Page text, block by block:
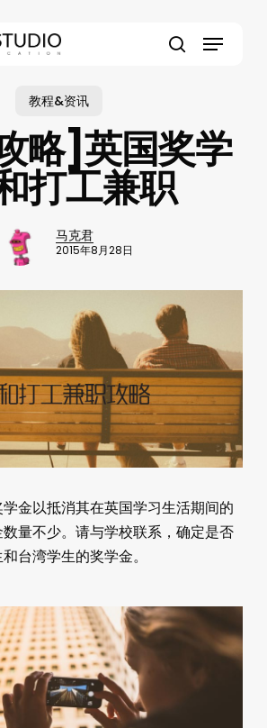
Menu
教程&资讯
略]英国奖学
打工兼职
马克君
2015年8月28日
金以抵消其在英国学习生活期间的
量不少。请与学校联系，确定是否
台湾学生的奖学金。